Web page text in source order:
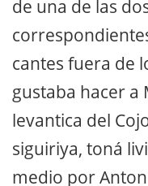
de una de las
cantes fuera de
gustaba hacer a
levantica del
siguiriya, toná
medio por